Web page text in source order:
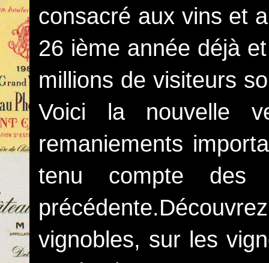
consacré aux vins et
26 ième année déjà
millions de visiteurs
Voici la nouvelle
remaniements
tenu compte des
vignobles, sur les